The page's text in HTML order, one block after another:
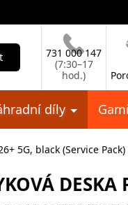
731 000 147
(7:30–17
hod.)
díly
5G, black (Service Pack)
DESKA